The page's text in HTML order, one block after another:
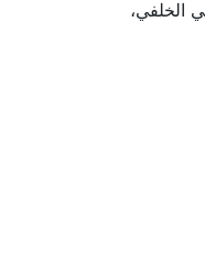
يصل إلى المعي الخلفي،